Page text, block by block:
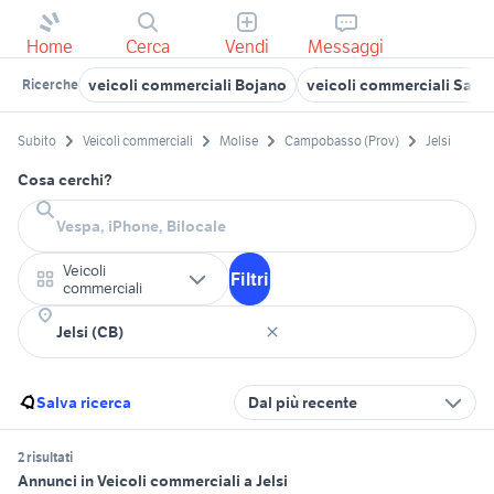
Home Cerca Vendi Messaggi
Ricerche veicoli commerciali Bojano veicoli commerciali San
Subito Veicoli commerciali Molise Campobasso (Prov) Jelsi
Cosa cerchi?
Veicoli
commerciali
Filtri
Salva ricerca Dal più recente
2 risultati
Annunci in Veicoli commerciali a Jelsi